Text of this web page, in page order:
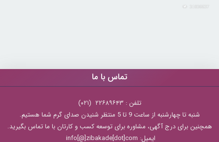
تماس با ما
تلفن : ۲۲۶۸۹۶۴۳ (۰۲۱)
شنبه تا چهارشنبه از ساعت 9 تا 5 منتظر شنیدن صدای گرم شما هستیم.
همچنین برای درج آگهی، مشاوره برای توسعه کسب و کارتان با ما تماس بگیرید.
ایمیل: info[@]zibakade[dot]com